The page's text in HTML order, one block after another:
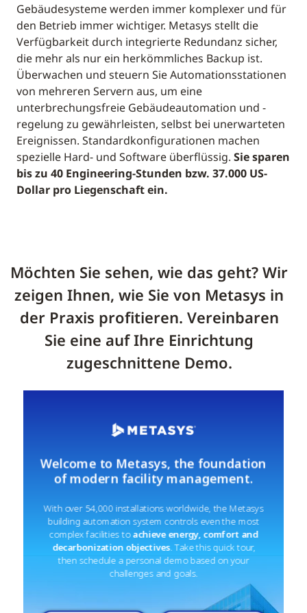
Gebäudesysteme werden immer komplexer und für
den Betrieb immer wichtiger. Metasys stellt die
Verfügbarkeit durch integrierte Redundanz sicher,
die mehr als nur ein herkömmliches Backup ist.
Überwachen und steuern Sie Automationsstationen
von mehreren Servern aus, um eine
unterbrechungsfreie Gebäudeautomation und -
regelung zu gewährleisten, selbst bei unerwarteten
Ereignissen. Standardkonfigurationen machen
spezielle Hard- und Software überflüssig. Sie sparen
bis zu 40 Engineering-Stunden bzw. 37.000 US-
Dollar pro Liegenschaft ein.
Möchten Sie sehen, wie das geht? Wir
zeigen Ihnen, wie Sie von Metasys in
der Praxis profitieren. Vereinbaren
Sie eine auf Ihre Einrichtung
zugeschnittene Demo.